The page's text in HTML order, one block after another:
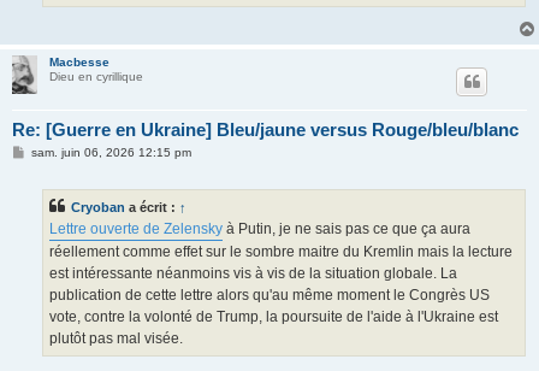
Macbesse
Dieu en cyrillique
Re: [Guerre en Ukraine] Bleu/jaune versus Rouge/bleu/blanc
Msam. juin 06, 2026 12:15 pm
Cryoban a écrit : ↑
Lettre ouverte de Zelensky à Putin, je ne sais pas ce que ça aura
réellement comme effet sur le sombre maitre du Kremlin mais la lecture
est intéressante néanmoins vis à vis de la situation globale. La
publication de cette lettre alors qu'au même moment le Congrès US
vote, contre la volonté de Trump, la poursuite de l'aide à l'Ukraine est
plutôt pas mal visée.